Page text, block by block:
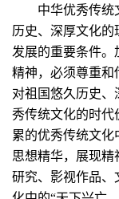
中华优秀传统文
历史、深厚文化的
发展的重要条件。
精神，必须尊重和
对祖国悠久历史
秀传统文化的时代
累的优秀传统文化
思想精华，展现精
研究、影视作品、